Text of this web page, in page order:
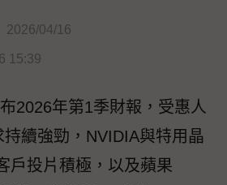
2026/04/16
15:39
2026年第1季財報，受惠人
續強勁，NVIDIA與特用晶
戶投片積極，以及蘋果